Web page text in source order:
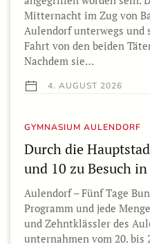
Mitternacht im Zug von
Aulendorf unterwegs und
Fahrt von den beiden
Nachdem sie…
4. AUGUST 2026
GYMNASIUM AULENDORF
Durch die
und 10 zu Besuch
Aulendorf – Fünf Tage
Programm und jede
und Zehntklässler des
unternahmen vom 20.